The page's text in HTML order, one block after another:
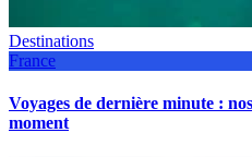
Destinations
France
Voyages de dernière minute :
moment